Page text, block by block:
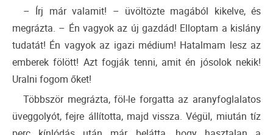
– Írj már valamit! – üvöltözte magából kikelve, és
megrázta. – Én vagyok az új gazdád! Elloptam a kislány
tudatát! Én vagyok az igazi médium! Hatalmam lesz az
emberek fölött! Azt fogják tenni, amit én jósolok nekik!
Uralni fogom őket!
Többször megrázta, föl-le forgatta az aranyfoglalatos
üveggolyót, fejre állította, majd vissza. Végül, miután tíz